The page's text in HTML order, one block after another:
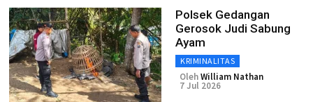
Polsek Gedangan
Gerosok Judi Sabung
Ayam
KRIMINALITAS
OlehWilliam Nathan
7 Jul 2026